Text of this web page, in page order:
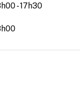
- 17h30